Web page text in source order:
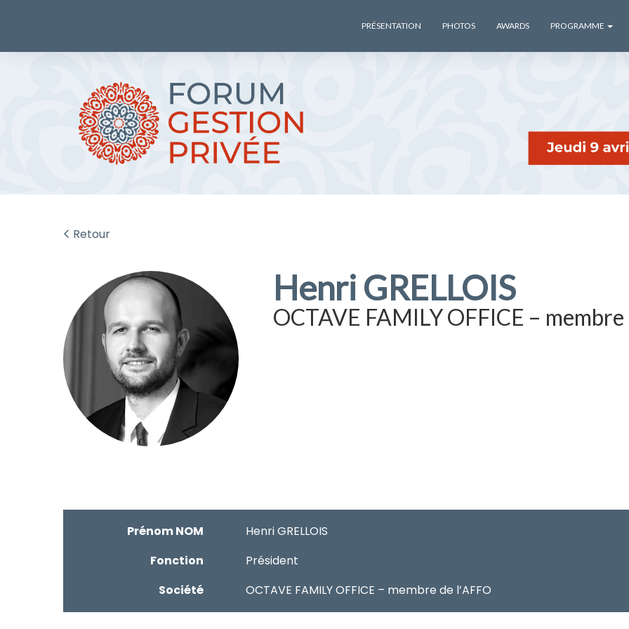
PRÉSENTATION PHOTOS AWARDS PROGRAMME
Retour
Henri GRELLOIS
OCTAVE FAMILY OFFICE – membre
Prénom NOM
Henri GRELLOIS
Fonction
Président
Société
OCTAVE FAMILY OFFICE – membre de l’AFFO